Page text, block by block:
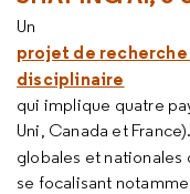
Un
projet de
disciplinaire
qui implique quatre
Uni, Canada et
globales et nationales
se focalisant